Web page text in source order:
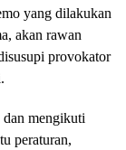
yang dilakukan
akan rawan
provokator
dan mengikuti
peraturan,